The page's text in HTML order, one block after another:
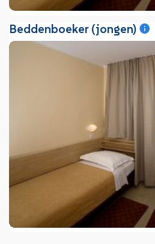
Beddenboeker (jongen)